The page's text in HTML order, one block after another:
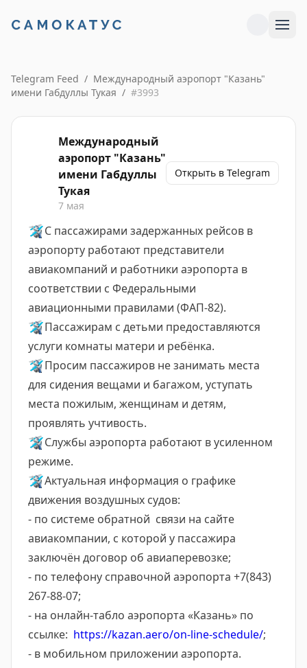
Telegram Feed / Международный аэропорт "Казань"
имени Габдуллы Тукая / #3993
Международный
аэропорт "Казань"
имени Габдуллы
Тукая
7 мая
Открыть в Telegram
🛩С пассажирами задержанных рейсов в
аэропорту работают представители
авиакомпаний и работники аэропорта в
соответствии с Федеральными
авиационными правилами (ФАП-82).
🛩Пассажирам с детьми предоставляются
услуги комнаты матери и ребёнка.
🛩Просим пассажиров не занимать места
для сидения вещами и багажом, уступать
места пожилым, женщинам и детям,
проявлять учтивость.
🛩Службы аэропорта работают в усиленном
режиме.
🛩Актуальная информация о графике
движения воздушных судов:
- по системе обратной связи на сайте
авиакомпании, с которой у пассажира
заключён договор об авиаперевозке;
- по телефону справочной аэропорта +7(843)
267-88-07;
- на онлайн-табло аэропорта «Казань» по
ссылке: https://kazan.aero/on-line-schedule/;
- в мобильном приложении аэропорта.